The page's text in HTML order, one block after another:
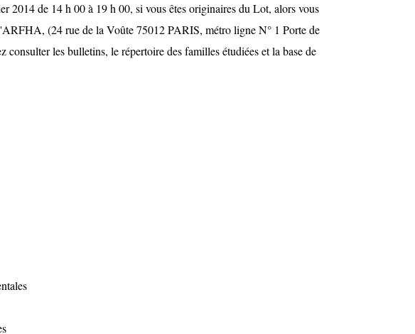
2014 de 14 h 00 à 19 h 00, si vous êtes originaires du Lot, alors vous
(24 rue de la Voûte 75012 PARIS, métro ligne N° 1 Porte de
consulter les bulletins, le répertoire des familles étudiées et la base de